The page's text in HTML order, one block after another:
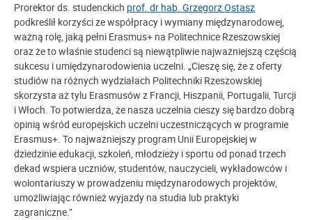
Prorektor ds. studenckich prof. dr hab. Grzegorz Ostasz
podkreślił korzyści ze współpracy i wymiany międzynarodowej,
ważną rolę, jaką pełni Erasmus+ na Politechnice Rzeszowskiej
oraz że to właśnie studenci są niewątpliwie najważniejszą częścią
sukcesu i umiędzynarodowienia uczelni. „Cieszę się, że z oferty
studiów na różnych wydziałach Politechniki Rzeszowskiej
skorzysta aż tylu Erasmusów z Francji, Hiszpanii, Portugalii, Turcji
i Włoch. To potwierdza, że nasza uczelnia cieszy się bardzo dobrą
opinią wśród europejskich uczelni uczestniczących w programie
Erasmus+. To najważniejszy program Unii Europejskiej w
dziedzinie edukacji, szkoleń, młodzieży i sportu od ponad trzech
dekad wspiera uczniów, studentów, nauczycieli, wykładowców i
wolontariuszy w prowadzeniu międzynarodowych projektów,
umożliwiając również wyjazdy na studia lub praktyki
zagraniczne.”